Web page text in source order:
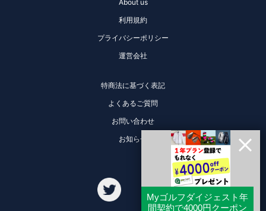
About us
利用規約
プライバシーポリシー
運営会社
特商法に基づく表記
よくあるご質問
お問い合わせ
お知らせ